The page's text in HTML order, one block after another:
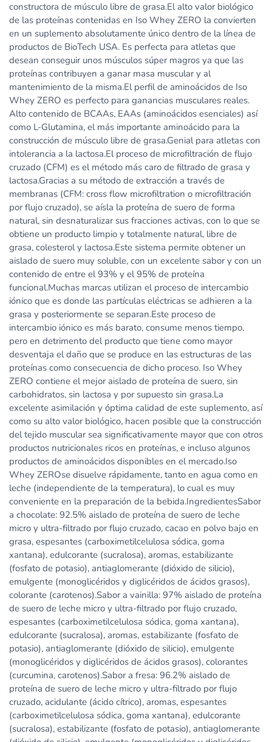
constructora de músculo libre de grasa.El alto valor biológico
de las proteínas contenidas en Iso Whey ZERO la convierten
en un suplemento absolutamente único dentro de la línea de
productos de BioTech USA. Es perfecta para atletas que
desean conseguir unos músculos súper magros ya que las
proteínas contribuyen a ganar masa muscular y al
mantenimiento de la misma.El perfil de aminoácidos de Iso
Whey ZERO es perfecto para ganancias musculares reales.
Alto contenido de BCAAs, EAAs (aminoácidos esenciales) así
como L-Glutamina, el más importante aminoácido para la
construcción de músculo libre de grasa.Genial para atletas con
intolerancia a la lactosa.El proceso de microfiltración de flujo
cruzado (CFM) es el método más caro de filtrado de grasa y
lactosa.Gracias a su método de extracción a través de
membranas (CFM: cross flow microfiltration o microfiltración
por flujo cruzado), se aísla la proteína de suero de forma
natural, sin desnaturalizar sus fracciones activas, con lo que se
obtiene un producto limpio y totalmente natural, libre de
grasa, colesterol y lactosa.Este sistema permite obtener un
aislado de suero muy soluble, con un excelente sabor y con un
contenido de entre el 93% y el 95% de proteína
funcional.Muchas marcas utilizan el proceso de intercambio
iónico que es donde las partículas eléctricas se adhieren a la
grasa y posteriormente se separan.Este proceso de
intercambio iónico es más barato, consume menos tiempo,
pero en detrimento del producto que tiene como mayor
desventaja el daño que se produce en las estructuras de las
proteínas como consecuencia de dicho proceso. Iso Whey
ZERO contiene el mejor aislado de proteína de suero, sin
carbohidratos, sin lactosa y por supuesto sin grasa.La
excelente asimilación y óptima calidad de este suplemento, así
como su alto valor biológico, hacen posible que la construcción
del tejido muscular sea significativamente mayor que con otros
productos nutricionales ricos en proteínas, e incluso algunos
productos de aminoácidos disponibles en el mercado.Iso
Whey ZEROse disuelve rápidamente, tanto en agua como en
leche (independiente de la temperatura), lo cual es muy
conveniente en la preparación de la bebida.IngredientesSabor
a chocolate: 92.5% aislado de proteína de suero de leche
micro y ultra-filtrado por flujo cruzado, cacao en polvo bajo en
grasa, espesantes (carboximetilcelulosa sódica, goma
xantana), edulcorante (sucralosa), aromas, estabilizante
(fosfato de potasio), antiaglomerante (dióxido de silicio),
emulgente (monoglicéridos y diglicéridos de ácidos grasos),
colorante (carotenos).Sabor a vainilla: 97% aislado de proteína
de suero de leche micro y ultra-filtrado por flujo cruzado,
espesantes (carboximetilcelulosa sódica, goma xantana),
edulcorante (sucralosa), aromas, estabilizante (fosfato de
potasio), antiaglomerante (dióxido de silicio), emulgente
(monoglicéridos y diglicéridos de ácidos grasos), colorantes
(curcumina, carotenos).Sabor a fresa: 96.2% aislado de
proteína de suero de leche micro y ultra-filtrado por flujo
cruzado, acidulante (ácido cítrico), aromas, espesantes
(carboximetilcelulosa sódica, goma xantana), edulcorante
(sucralosa), estabilizante (fosfato de potasio), antiaglomerante